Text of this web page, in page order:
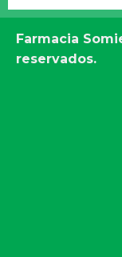
Farmacia
reservados.